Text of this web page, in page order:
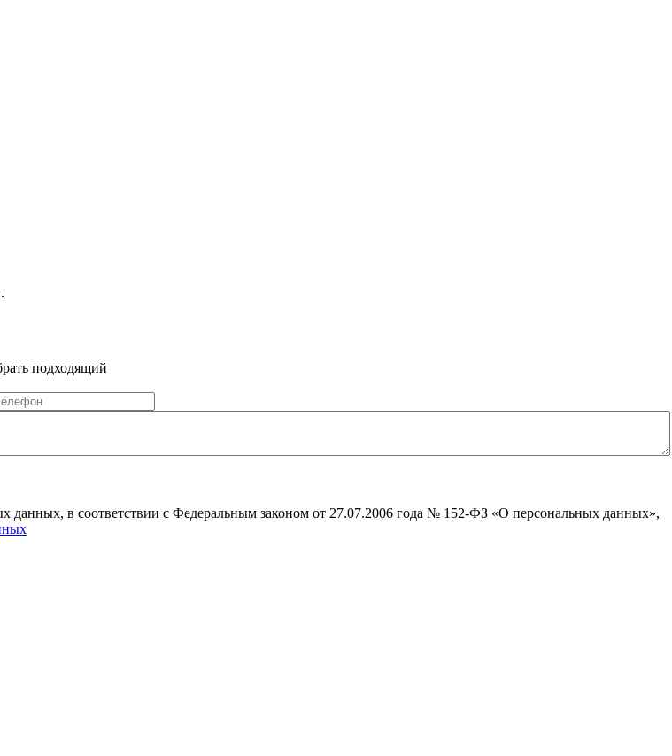
подходящий
данных, в соответствии с Федеральным законом от 27.07.2006 года № 152-ФЗ «О персональных данных»,